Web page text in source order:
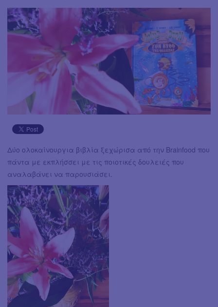
Δύο ολοκαίνουργια βιβλία ξεχώρισα από την Brainfood που
πάντα με εκπλήσσει με τις ποιοτικές δουλειές που
αναλαβάνει να παρουσιάσει.